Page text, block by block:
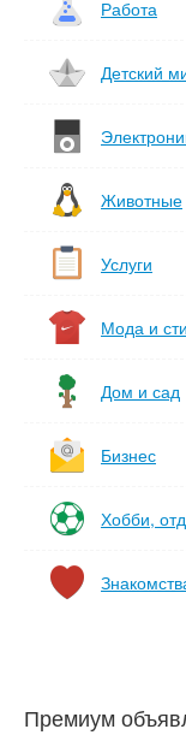
Работа
Детский
Животные
Услуги
Мода и
Дом и сад
Бизнес
Хобби,
Премиум